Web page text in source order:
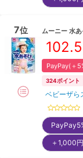
7位 ムーニー 水
102.5
PayPay(＋
324ポイント
ベビーザら
＋1,000